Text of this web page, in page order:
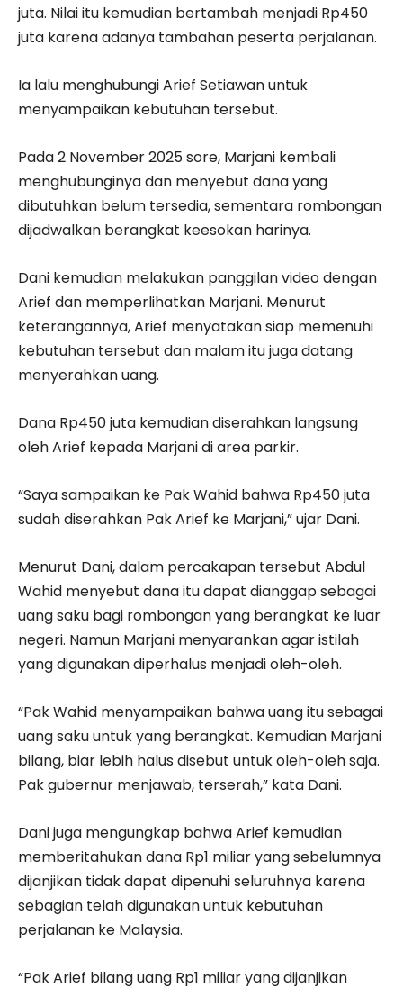
juta. Nilai itu kemudian bertambah menjadi Rp450
juta karena adanya tambahan peserta perjalanan.
Ia lalu menghubungi Arief Setiawan untuk
menyampaikan kebutuhan tersebut.
Pada 2 November 2025 sore, Marjani kembali
menghubunginya dan menyebut dana yang
dibutuhkan belum tersedia, sementara rombongan
dijadwalkan berangkat keesokan harinya.
Dani kemudian melakukan panggilan video dengan
Arief dan memperlihatkan Marjani. Menurut
keterangannya, Arief menyatakan siap memenuhi
kebutuhan tersebut dan malam itu juga datang
menyerahkan uang.
Dana Rp450 juta kemudian diserahkan langsung
oleh Arief kepada Marjani di area parkir.
“Saya sampaikan ke Pak Wahid bahwa Rp450 juta
sudah diserahkan Pak Arief ke Marjani,” ujar Dani.
Menurut Dani, dalam percakapan tersebut Abdul
Wahid menyebut dana itu dapat dianggap sebagai
uang saku bagi rombongan yang berangkat ke luar
negeri. Namun Marjani menyarankan agar istilah
yang digunakan diperhalus menjadi oleh-oleh.
“Pak Wahid menyampaikan bahwa uang itu sebagai
uang saku untuk yang berangkat. Kemudian Marjani
bilang, biar lebih halus disebut untuk oleh-oleh saja.
Pak gubernur menjawab, terserah,” kata Dani.
Dani juga mengungkap bahwa Arief kemudian
memberitahukan dana Rp1 miliar yang sebelumnya
dijanjikan tidak dapat dipenuhi seluruhnya karena
sebagian telah digunakan untuk kebutuhan
perjalanan ke Malaysia.
“Pak Arief bilang uang Rp1 miliar yang dijanjikan